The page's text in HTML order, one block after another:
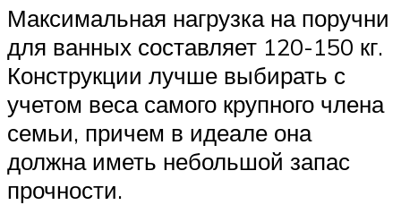
Максимальная нагрузка на поручни
для ванных составляет 120-150 кг.
Конструкции лучше выбирать с
учетом веса самого крупного члена
семьи, причем в идеале она
должна иметь небольшой запас
прочности.